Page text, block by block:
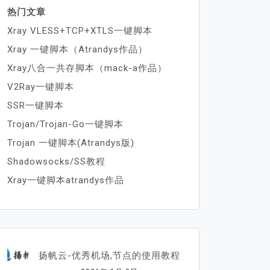
热门文章
Xray VLESS+TCP+XTLS一键脚本
Xray 一键脚本（Atrandys作品）
Xray八合一共存脚本（mack-a作品）
V2Ray一键脚本
SSR一键脚本
Trojan/Trojan-Go一键脚本
Trojan 一键脚本(Atrandys版)
Shadowsocks/SS教程
Xray一键脚本atrandys作品
扬帆云-优秀机场,节点的使用教程